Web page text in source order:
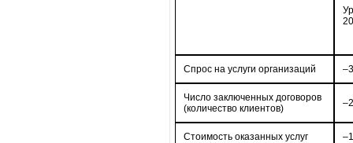
Спрос на услуги организаций
Число заключенных договоров
(количество клиентов)
Стоимость оказанных услуг